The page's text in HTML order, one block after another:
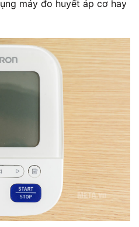
máy đo huyết áp cơ hay